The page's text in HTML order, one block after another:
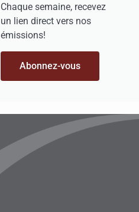
Chaque semaine, recevez
un lien direct vers nos
émissions!
Abonnez-vous